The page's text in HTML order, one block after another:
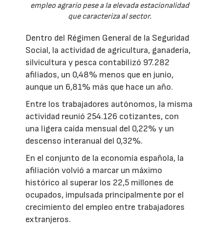
empleo agrario pese a la elevada estacionalidad
que caracteriza al sector.
Dentro del Régimen General de la Seguridad
Social, la actividad de agricultura, ganadería,
silvicultura y pesca contabilizó 97.282
afiliados, un 0,48% menos que en junio,
aunque un 6,81% más que hace un año.
Entre los trabajadores autónomos, la misma
actividad reunió 254.126 cotizantes, con
una ligera caída mensual del 0,22% y un
descenso interanual del 0,32%.
En el conjunto de la economía española, la
afiliación volvió a marcar un máximo
histórico al superar los 22,5 millones de
ocupados, impulsada principalmente por el
crecimiento del empleo entre trabajadores
extranjeros.